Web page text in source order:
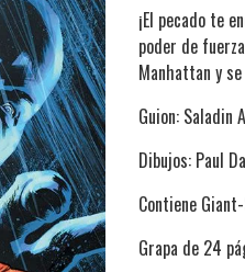
¡El pecado te
poder de
Manhattan y
Guion: Saladin
Dibujos: Paul
Contiene
Grapa de 24